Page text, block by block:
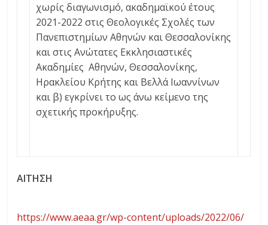
χωρίς διαγωνισμό, ακαδημαϊκού έτους
2021-2022 στις Θεολογικές Σχολές των
Πανεπιστημίων Αθηνών και Θεσσαλονίκης
και στις Ανώτατες Εκκλησιαστικές
Ακαδημίες Αθηνών, Θεσσαλονίκης,
Ηρακλείου Κρήτης και Βελλά Ιωαννίνων
και β) εγκρίνει το ως άνω κείμενο της
σχετικής προκήρυξης.
ΑΙΤΗΣΗ
https://www.aeaa.gr/wp-content/uploads/2022/06/